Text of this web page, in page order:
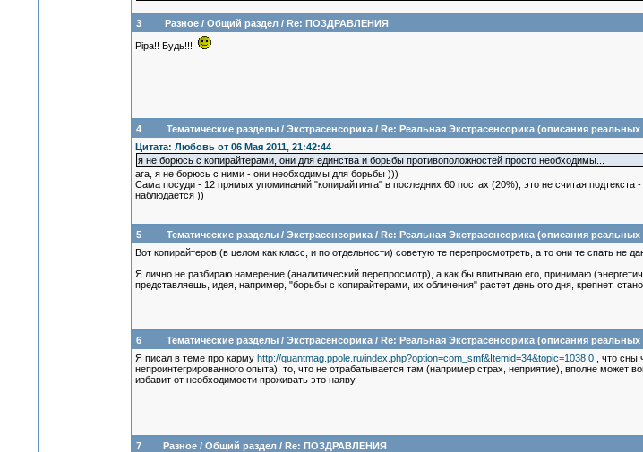
3 Разное/ Общий раздел/ Re: ПОЗДРАВЛЕНИЯ
Pipa!! Будь!!!
4 Тематические разделы/ Экстрасенсорика/ Re: Реальная Экстрасенсорика (описания реальных
Цитата: Любовь от 06 Мая 2011, 21:42:44
я не борюсь с копирайтерами, они для единства и борьбы противоположностей просто необходимы...
ага, я не борюсь с ними - они необходимы для борьбы )))
Сама посуди - 12 прямых упоминаний "копирайтинга" в последних 60 постах (20%), это не считая
наблюдается ))
5 Тематические разделы/ Экстрасенсорика/ Re: Реальная Экстрасенсорика (описания реальных
Вот копирайтеров (в целом как класс, и по отдельности) советую те перепросмотреть, а то они те спать не
Я лично не разбираю намерение (аналитический перепросмотр), а как бы впитываю его, принимаю
представляешь, идея, например, "борьбы с копирайтерами, их обличения" растет день ото дня, крепнет,
6 Тематические разделы/ Экстрасенсорика/ Re: Реальная Экстрасенсорика (описания реальных
Я писал в теме про карму http://quantmag.ppole.ru/index.php?option=com_smf&Itemid=34&topic=1038.0, что сны
непроинтегрированного опыта), то, что не отрабатывается там (например страх, неприятие), вполне может
избавит от необходимости проживать это наяву.
7 Разное/ Общий раздел/ Re: ПОЗДРАВЛЕНИЯ